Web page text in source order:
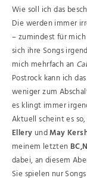
Wie soll ich das
Die werden immer
– zumindest für
sich ihre Songs
mich mehrfach an
Postrock kann ich
weniger zum
es klingt immer
Aktuell scheint es so,
Ellery undMay
meinem letzten
dabei, an diesem
Sie spielen nur